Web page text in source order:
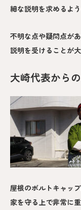
細な説明を求めるよ
不明な点や疑問点が
説明を受けることが大
大崎代表から
屋根のボルトキャッ
家を守る上で非常に